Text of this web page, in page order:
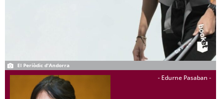
El Periòdic d'Andorra
- Edurne Pasaban -